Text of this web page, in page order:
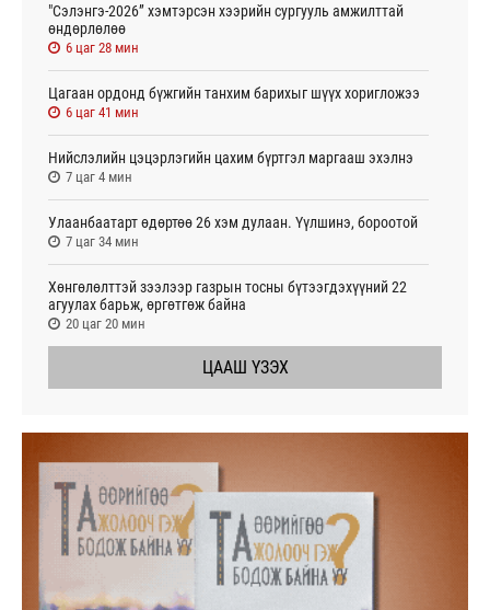
"Сэлэнгэ-2026” хэмтэрсэн хээрийн сургууль амжилттай
өндөрлөлөө
6 цаг 28 мин
Цагаан ордонд бүжгийн танхим барихыг шүүх хоригложээ
6 цаг 41 мин
Нийслэлийн цэцэрлэгийн цахим бүртгэл маргааш эхэлнэ
7 цаг 4 мин
Улаанбаатарт өдөртөө 26 хэм дулаан. Үүлшинэ, бороотой
7 цаг 34 мин
Хөнгөлөлттэй зээлээр газрын тосны бүтээгдэхүүний 22
агуулах барьж, өргөтгөж байна
20 цаг 20 мин
ЦААШ ҮЗЭХ